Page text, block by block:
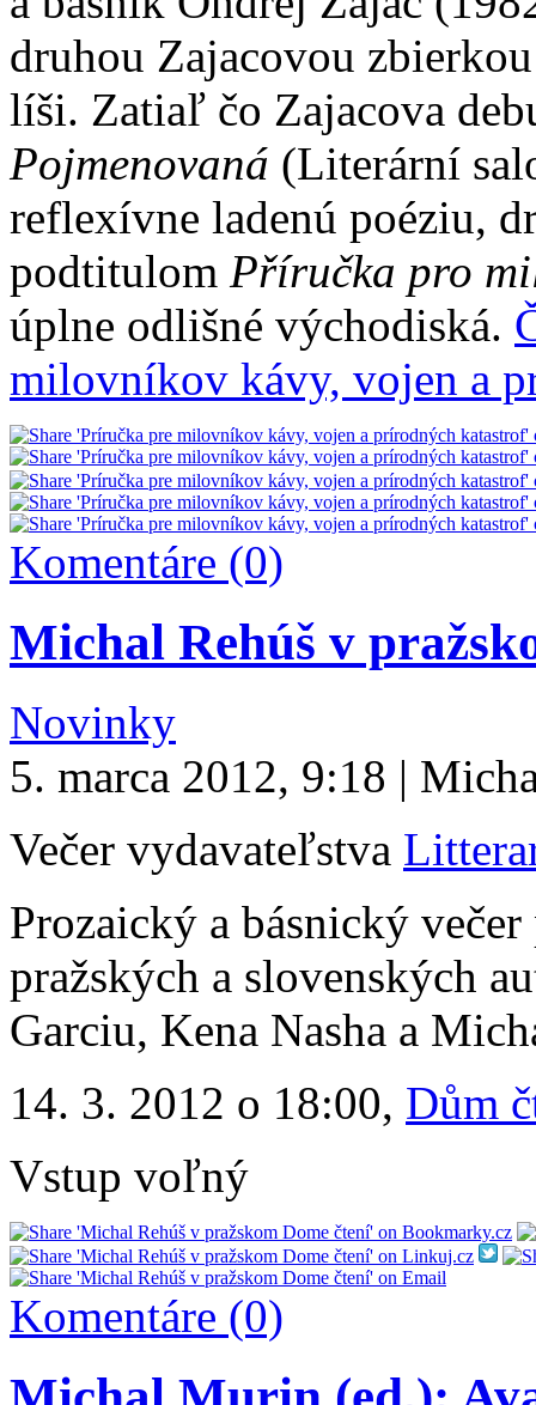
druhou Zajacovou
líši. Zatiaľ čo Zajacova
Pojmenovaná (Literární
reflexívne ladenú poéziu,
podtitulom Příručka pro
úplne odlišné východiská.
milovníkov kávy, vojen a
Komentáre (0)
Michal Rehúš v
Novinky
5. marca 2012, 9:18 |
Večer vydavateľstva
Prozaický a básnický
pražských a slovenských
Garciu, Kena Nasha a
14. 3. 2012 o 18:00, Dům
Vstup voľný
Komentáre (0)